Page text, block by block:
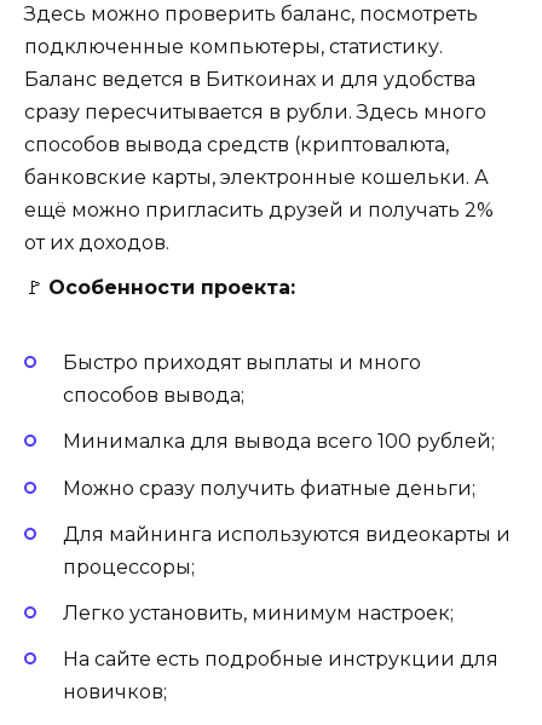
Здесь можно проверить баланс, посмотреть
подключенные компьютеры, статистику.
Баланс ведется в Биткоинах и для удобства
сразу пересчитывается в рубли. Здесь много
способов вывода средств (криптовалюта,
банковские карты, электронные кошельки. А
ещё можно пригласить друзей и получать 2%
от их доходов.
🚩 Особенности проекта:
Быстро приходят выплаты и много
способов вывода;
Минималка для вывода всего 100 рублей;
Можно сразу получить фиатные деньги;
Для майнинга используются видеокарты и
процессоры;
Легко установить, минимум настроек;
На сайте есть подробные инструкции для
новичков;